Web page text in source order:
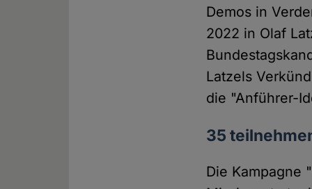
Demos in
2022 in Olaf
Latzels
die "Anführer-
35
Die Kampagne